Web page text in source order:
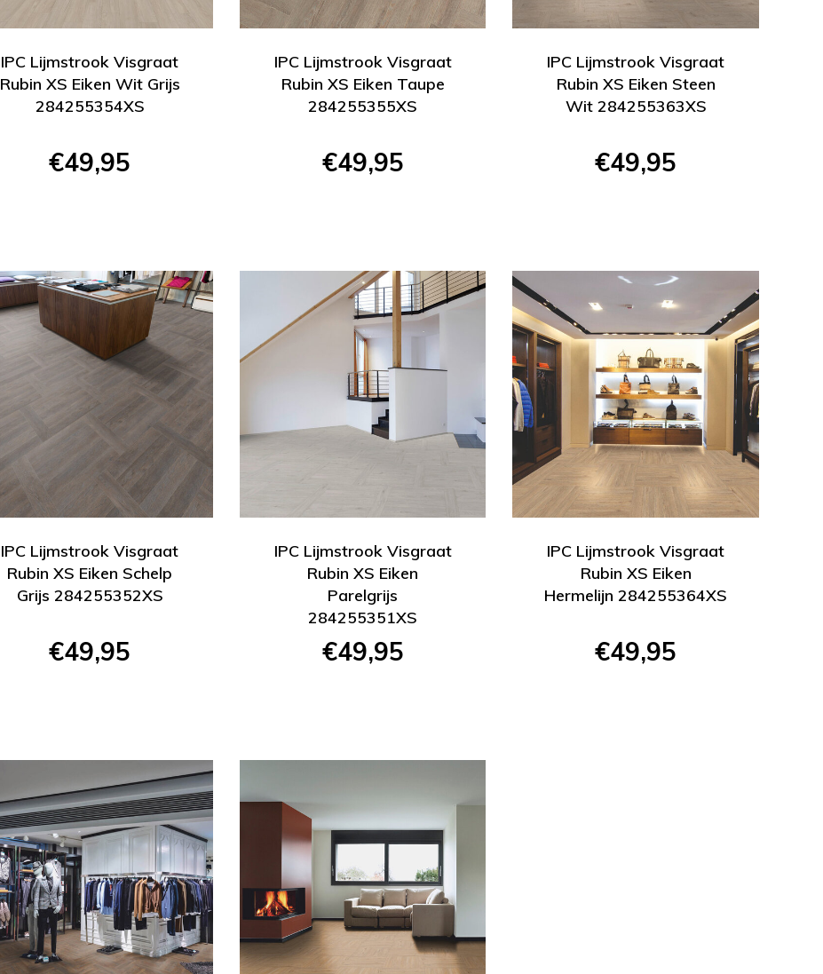
IPC Lijmstrook Visgraat
Rubin XS Eiken Wit Grijs
284255354XS
€49,95
IPC Lijmstrook Visgraat
Rubin XS Eiken Taupe
284255355XS
€49,95
IPC Lijmstrook Visgraat
Rubin XS Eiken Steen
Wit 284255363XS
€49,95
IPC Lijmstrook Visgraat
Rubin XS Eiken Schelp
Grijs 284255352XS
€49,95
IPC Lijmstrook Visgraat
Rubin XS Eiken
Parelgrijs
284255351XS
€49,95
IPC Lijmstrook Visgraat
Rubin XS Eiken
Hermelijn 284255364XS
€49,95